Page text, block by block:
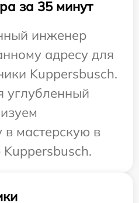
за 35 минут
инженер
адресу для
Kuppersbusch.
углубленный
в мастерскую в